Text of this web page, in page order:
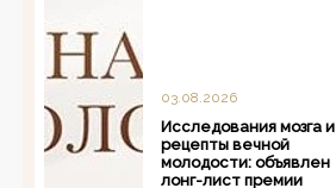
03.08.2026
Исследования мозга и
рецепты вечной
молодости: объявлен
лонг-лист премии